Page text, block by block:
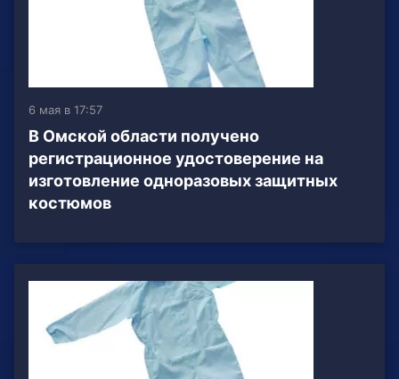
6 мая в 17:57
В Омской области получено
регистрационное удостоверение на
изготовление одноразовых защитных
костюмов